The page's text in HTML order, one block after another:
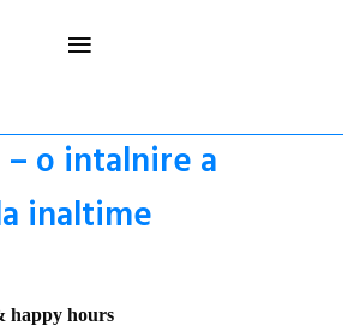
≡
o intalnire a
inaltime
happy hours